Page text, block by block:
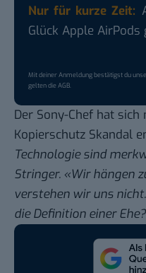
Nur für kurze Zeit:
Glück Apple AirPods
Mit deiner Anmeldung bestätigst du
gelten dieAGB.
Der Sony-Chef hat
Kopierschutz Skandal
Technologie sind
Stringer. «Wir hängen
verstehen wir uns
die Definition einer